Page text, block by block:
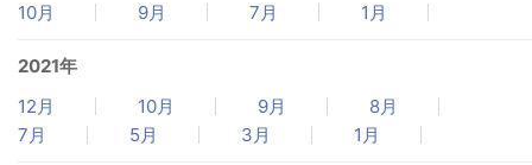
10月
9月 7月 1月
2021年
12月
10月 9月
8月
7月
5月 3月 1月